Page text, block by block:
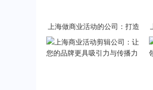
上海做商业活动的公司：打造